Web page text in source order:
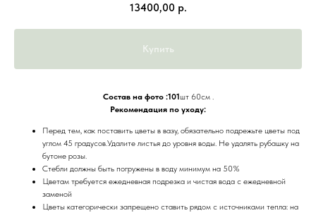
13400,00 р.
Купить
Состав на фото :101шт 60см .
Рекомендация по уходу:
Перед тем, как поставить цветы в вазу, обязательно подрежьте цветы под
углом 45 градусов.Удалите листья до уровня воды. Не удалять рубашку на
бутоне розы.
Стебли должны быть погружены в воду минимум на 50%
Цветам требуется ежедневная подрезка и чистая вода с ежедневной
заменой
Цветы категорически запрещено ставить рядом с источниками тепла: на